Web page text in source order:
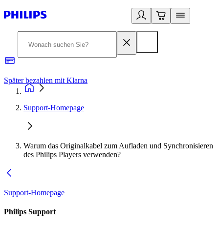
Später bezahlen mit Klarna
Support-Homepage
Warum das Originalkabel zum Aufladen und Synchronisieren
des Philips Players verwenden?
Support-Homepage
Philips Support